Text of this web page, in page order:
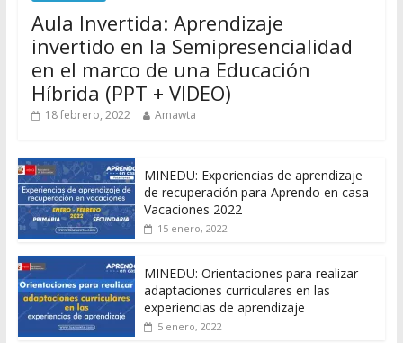
Aula Invertida: Aprendizaje
invertido en la Semipresencialidad
en el marco de una Educación
Híbrida (PPT + VIDEO)
18 febrero, 2022 Amawta
MINEDU: Experiencias de aprendizaje
de recuperación para Aprendo en casa
Vacaciones 2022
15 enero, 2022
MINEDU: Orientaciones para realizar
adaptaciones curriculares en las
experiencias de aprendizaje
5 enero, 2022